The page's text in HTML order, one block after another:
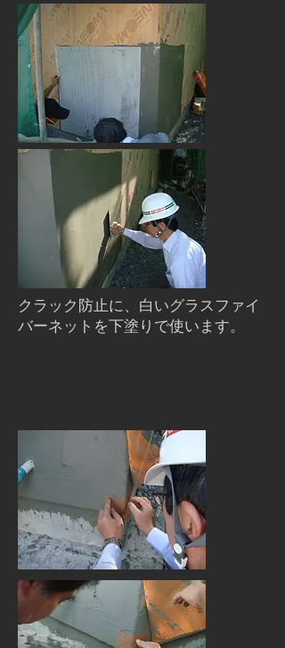
クラック防止に、白いグラスファイ
バーネットを下塗りで使います。